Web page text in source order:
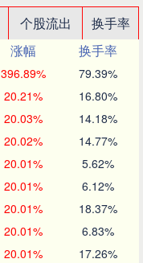
个股流出
换手率
涨幅
换手率
396.89% 79.39%
20.21% 16.80%
20.03% 14.18%
20.02% 14.77%
20.01% 5.62%
20.01% 6.12%
20.01% 18.37%
20.01% 6.83%
20.01% 17.26%